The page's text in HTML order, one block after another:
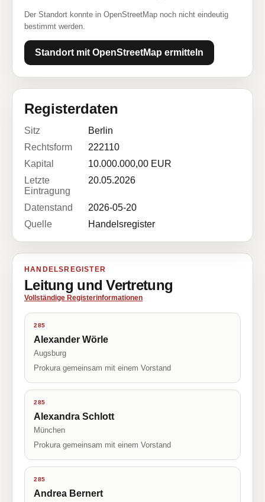
Der Standort konnte in OpenStreetMap noch nicht eindeutig
bestimmt werden.
Standort mit OpenStreetMap ermitteln
Registerdaten
Sitz
Berlin
Rechtsform
222110
Kapital
10.000.000,00 EUR
Letzte
Eintragung
20.05.2026
Datenstand
2026-05-20
Quelle
Handelsregister
HANDELSREGISTER
Leitung und Vertretung
Vollständige Registerinformationen
285
Alexander Wörle
Augsburg
Prokura gemeinsam mit einem Vorstand
285
Alexandra Schlott
München
Prokura gemeinsam mit einem Vorstand
285
Andrea Bernert